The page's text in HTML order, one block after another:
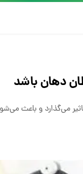
دهان باشد
می‌گذارد و باعث